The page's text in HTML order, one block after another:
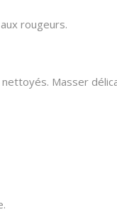
rougeurs.
Masser